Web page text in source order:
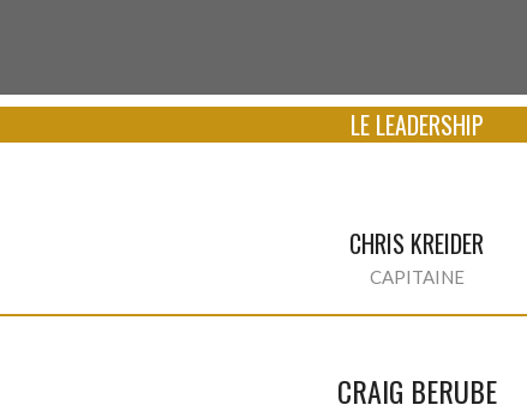
LE LEADERSHIP
CHRIS KREIDER
CAPITAINE
CRAIG BERUBE